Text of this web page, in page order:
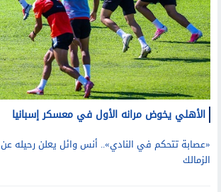
الأهلي يخوض مرانه الأول في معسكر إسبانيا
«عصابة تتحكم في النادي».. أنس وائل يعلن رحيله عن
الزمالك